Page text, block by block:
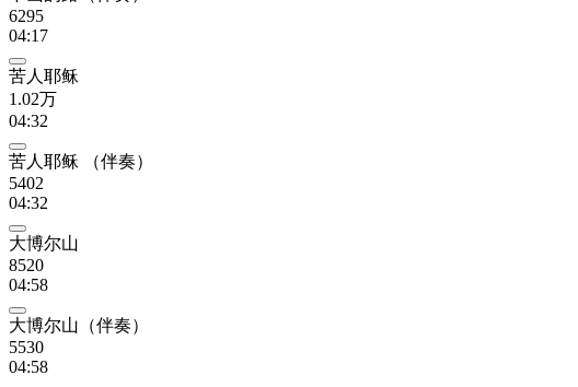
6295
04:17
苦人耶稣
1.02万
04:32
苦人耶稣 （伴奏）
5402
04:32
大博尔山
8520
04:58
大博尔山（伴奏）
5530
04:58